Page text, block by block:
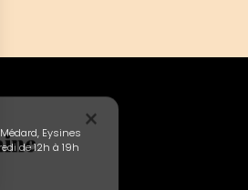
Eysines
de 12h à 19h
×